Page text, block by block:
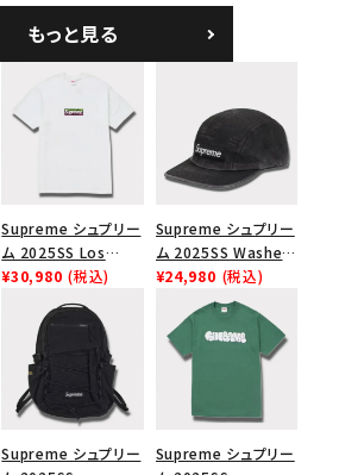
もっと見る
Supreme シュプリー
ム 2025SS Los
Angeles Fire Relief
Box Logo Tee ファ
イヤーリリーフボック
スロゴTシャツ ホワ
イト 白
¥30,980 (税込)
Supreme シュプリー
ム 2025SS Washed
Chino Twill Camp
Cap ウォッシュチノツ
イルキャンプキャップ
ブラック 黒
¥24,980 (税込)
Supreme シュプリー
Supreme シュプリー